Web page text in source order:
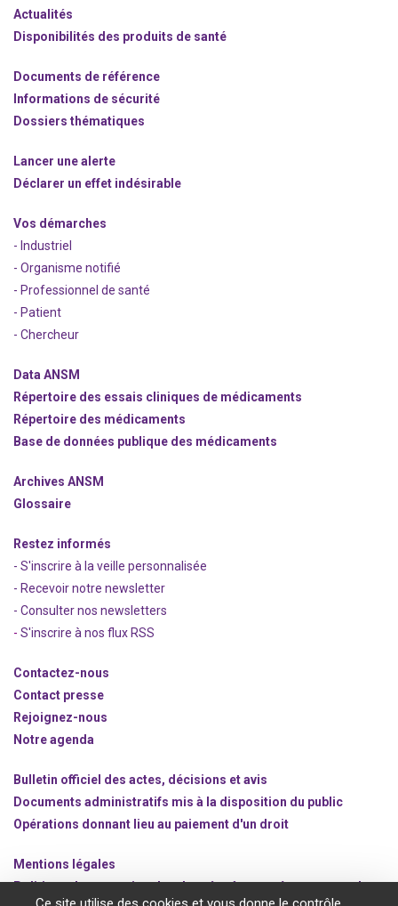
Actualités
Disponibilités des produits de santé
Documents de référence
Informations de sécurité
Dossiers thématiques
Lancer une alerte
Déclarer un effet indésirable
Vos démarches
- Industriel
- Organisme notifié
- Professionnel de santé
- Patient
- Chercheur
Data ANSM
Répertoire des essais cliniques de médicaments
Répertoire des médicaments
Base de données publique des médicaments
Archives ANSM
Glossaire
Restez informés
- S'inscrire à la veille personnalisée
- Recevoir notre newsletter
- Consulter nos newsletters
- S'inscrire à nos flux RSS
Contactez-nous
Contact presse
Rejoignez-nous
Notre agenda
Bulletin officiel des actes, décisions et avis
Documents administratifs mis à la disposition du public
Opérations donnant lieu au paiement d'un droit
Mentions légales
Politique de protection des données à caractère personnel